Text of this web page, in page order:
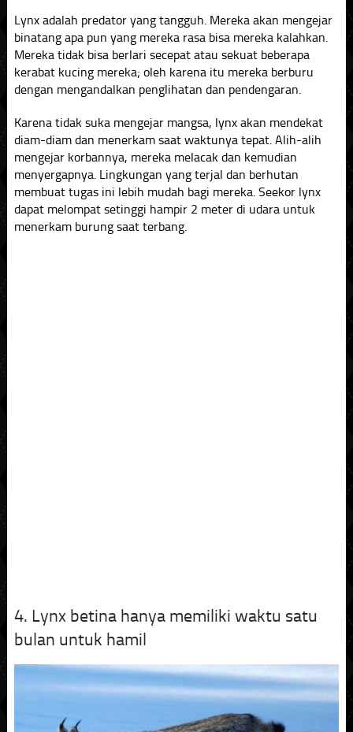
Lynx adalah predator yang tangguh. Mereka akan mengejar
binatang apa pun yang mereka rasa bisa mereka kalahkan.
Mereka tidak bisa berlari secepat atau sekuat beberapa
kerabat kucing mereka; oleh karena itu mereka berburu
dengan mengandalkan penglihatan dan pendengaran.
Karena tidak suka mengejar mangsa, lynx akan mendekat
diam-diam dan menerkam saat waktunya tepat. Alih-alih
mengejar korbannya, mereka melacak dan kemudian
menyergapnya. Lingkungan yang terjal dan berhutan
membuat tugas ini lebih mudah bagi mereka. Seekor lynx
dapat melompat setinggi hampir 2 meter di udara untuk
menerkam burung saat terbang.
4. Lynx betina hanya memiliki waktu satu
bulan untuk hamil